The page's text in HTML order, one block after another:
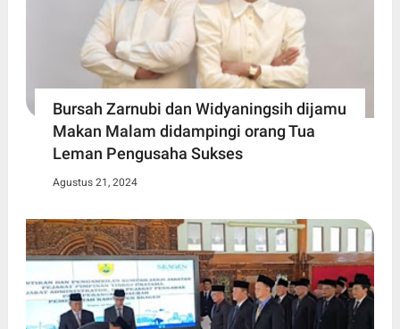
Bursah Zarnubi dan Widyaningsih dijamu
Makan Malam didampingi orang Tua
Leman Pengusaha Sukses
Agustus 21, 2024